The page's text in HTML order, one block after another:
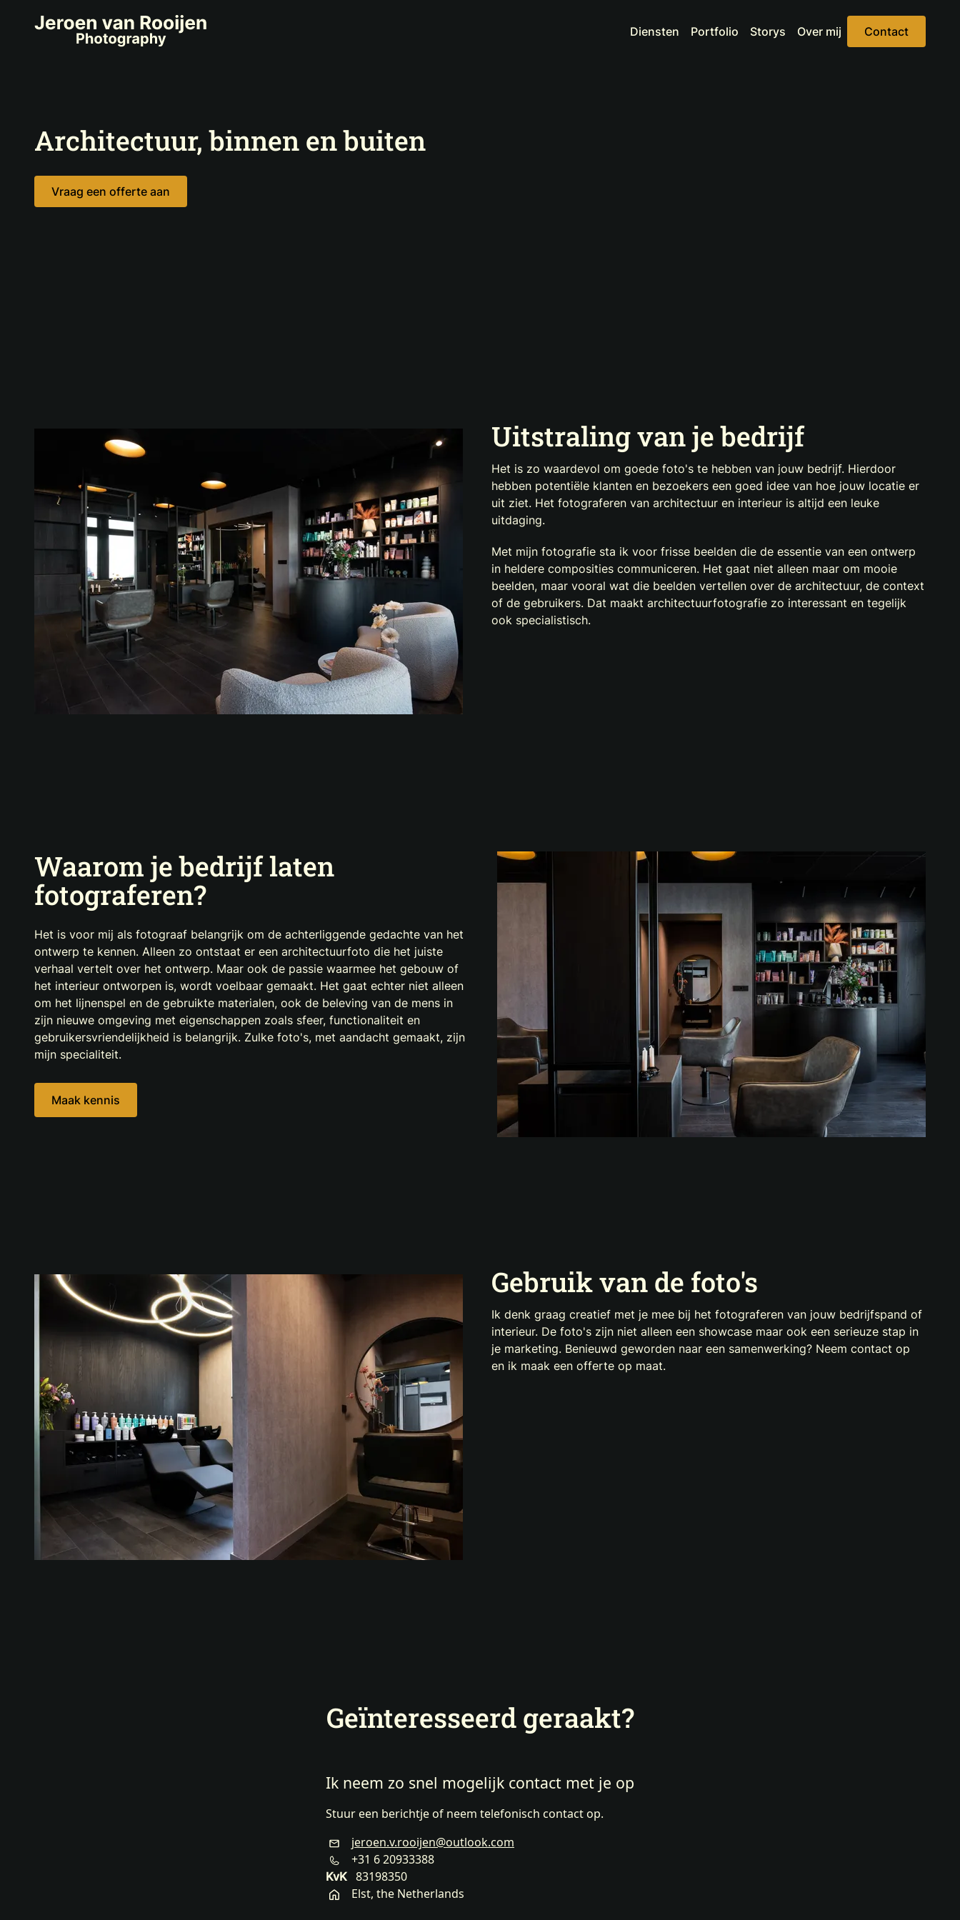
Diensten Portfolio Storys Over mij Contact
Architectuur, binnen en buiten
Vraag een offerte aan
Uitstraling van je bedrijf
Het is zo waardevol om goede foto's te hebben van jouw bedrijf. Hierdoor
hebben potentiële klanten en bezoekers een goed idee van hoe jouw locatie er
uit ziet. Het fotograferen van architectuur en interieur is altijd een leuke
uitdaging.
Met mijn fotografie sta ik voor frisse beelden die de essentie van een ontwerp
in heldere composities communiceren. Het gaat niet alleen maar om mooie
beelden, maar vooral wat die beelden vertellen over de architectuur, de context
of de gebruikers. Dat maakt architectuurfotografie zo interessant en tegelijk
ook specialistisch.
Waarom je bedrijf laten
fotograferen?
Het is voor mij als fotograaf belangrijk om de achterliggende gedachte van het
ontwerp te kennen. Alleen zo ontstaat er een architectuurfoto die het juiste
verhaal vertelt over het ontwerp. Maar ook de passie waarmee het gebouw of
het interieur ontworpen is, wordt voelbaar gemaakt. Het gaat echter niet alleen
om het lijnenspel en de gebruikte materialen, ook de beleving van de mens in
zijn nieuwe omgeving met eigenschappen zoals sfeer, functionaliteit en
gebruikersvriendelijkheid is belangrijk. Zulke foto's, met aandacht gemaakt, zijn
mijn specialiteit.
Maak kennis
Gebruik van de foto's
Ik denk graag creatief met je mee bij het fotograferen van jouw bedrijfspand of
interieur. De foto's zijn niet alleen een showcase maar ook een serieuze stap in
je marketing. Benieuwd geworden naar een samenwerking? Neem contact op
en ik maak een offerte op maat.
Geïnteresseerd geraakt?
Ik neem zo snel mogelijk contact met je op
Stuur een berichtje of neem telefonisch contact op.
jeroen.v.rooijen@outlook.com
+31 6 20933388
KvK
83198350
Elst, the Netherlands